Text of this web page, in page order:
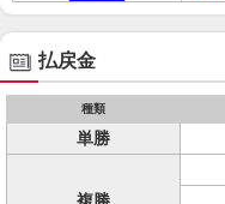
払戻金
種類
単勝